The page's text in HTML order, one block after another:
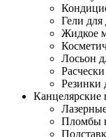
Гели для
Жидкое
Лосьон
Резинки
Канцелярские
Пломбы